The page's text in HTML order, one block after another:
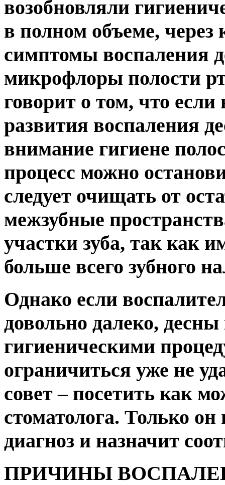
возобновляли
в полном объеме, через
симптомы воспаления
микрофлоры полости
говорит о том, что
развития воспаления
внимание гигиене
процесс можно
следует очищать от
межзубные
участки зуба, так как
больше всего зубного
Однако если
довольно далеко,
гигиеническими
ограничиться уже не
совет – посетить как
стоматолога. Только
диагноз и назначит
ПРИЧИНЫ